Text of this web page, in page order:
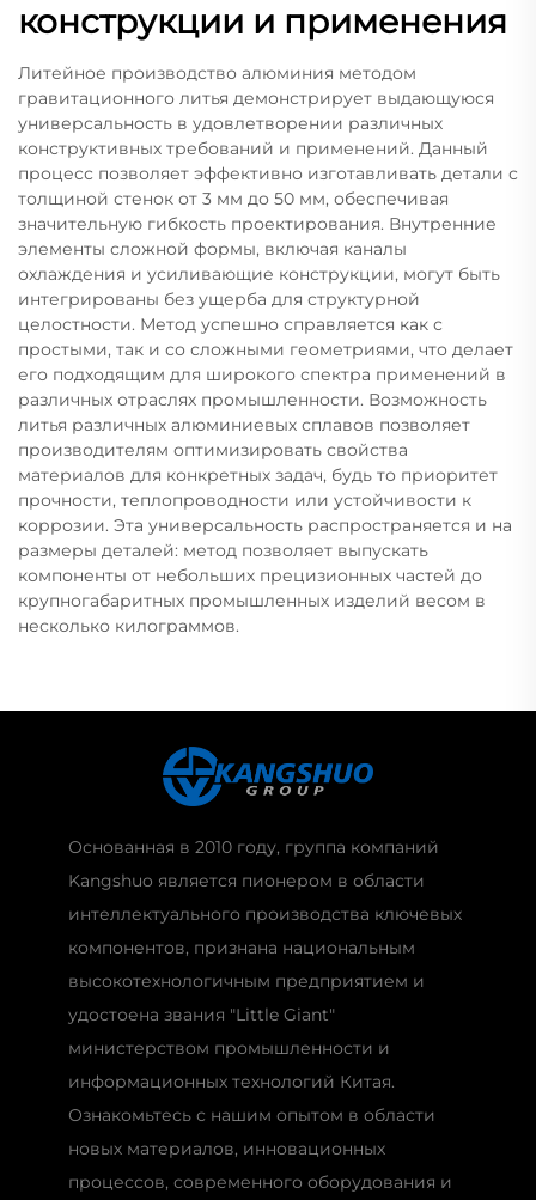
конструкции и применения
Литейное производство алюминия методом
гравитационного литья демонстрирует выдающуюся
универсальность в удовлетворении различных
конструктивных требований и применений. Данный
процесс позволяет эффективно изготавливать детали с
толщиной стенок от 3 мм до 50 мм, обеспечивая
значительную гибкость проектирования. Внутренние
элементы сложной формы, включая каналы
охлаждения и усиливающие конструкции, могут быть
интегрированы без ущерба для структурной
целостности. Метод успешно справляется как с
простыми, так и со сложными геометриями, что делает
его подходящим для широкого спектра применений в
различных отраслях промышленности. Возможность
литья различных алюминиевых сплавов позволяет
производителям оптимизировать свойства
материалов для конкретных задач, будь то приоритет
прочности, теплопроводности или устойчивости к
коррозии. Эта универсальность распространяется и на
размеры деталей: метод позволяет выпускать
компоненты от небольших прецизионных частей до
крупногабаритных промышленных изделий весом в
несколько килограммов.
Основанная в 2010 году, группа компаний
Kangshuo является пионером в области
интеллектуального производства ключевых
компонентов, признана национальным
высокотехнологичным предприятием и
удостоена звания "Little Giant"
министерством промышленности и
информационных технологий Китая.
Ознакомьтесь с нашим опытом в области
новых материалов, инновационных
процессов, современного оборудования и